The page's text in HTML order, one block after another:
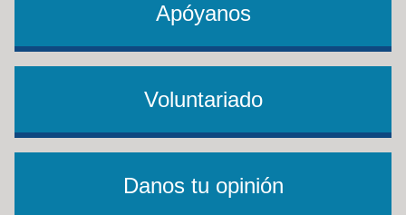
Apóyanos
Voluntariado
Danos tu opinión